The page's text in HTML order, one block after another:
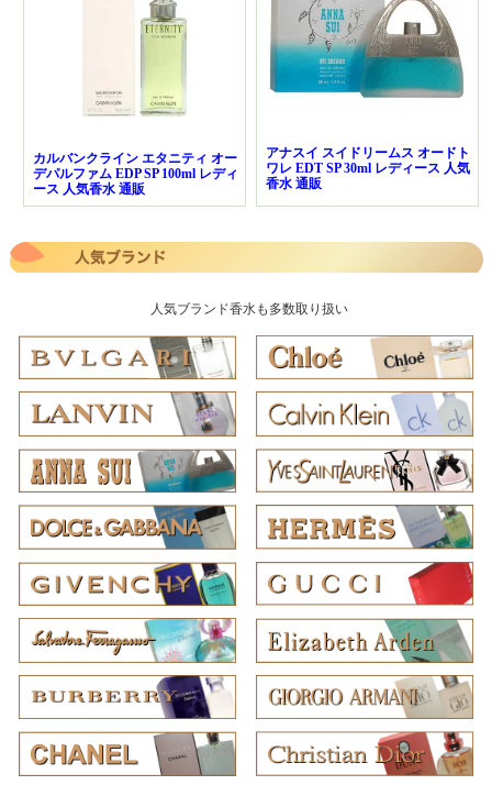
カルバンクライン エタニティ オー
デパルファム EDP SP 100ml レディ
ース 人気香水 通販
アナスイ スイドリームス オードト
ワレ EDT SP 30ml レディース 人気
香水 通販
人気ブランド香水も多数取り扱い